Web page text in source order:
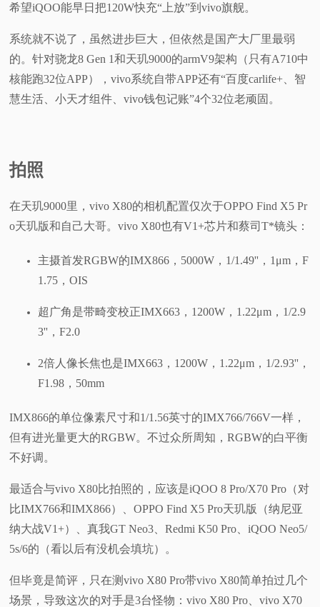
希望iQOO能早日把120W快充“上放”到vivo旗舰。
系统就不说了，虽然进步巨大，但依然是国产大厂里最弱
的。针对骁龙8 Gen 1和天玑9000的armV9架构（只有A710中
核能跑32位APP），vivo系统自带APP还有“百度carlife+、智
慧生活、小天才组件、vivo钱包记账”4个32位老顽固。
拍照
在天玑9000里，vivo X80的相机配置仅次于OPPO Find X5 Pr
o天玑版和自己大哥。vivo X80也有V1+芯片和蔡司T*镜头：
主摄首发RGBW的IMX866，5000W，1/1.49''，1μm，F
1.75，OIS
超广角是带畸变校正IMX663，1200W，1.22μm，1/2.9
3''，F2.0
2倍人像长焦也是IMX663，1200W，1.22μm，1/2.93''，
F1.98，50mm
IMX866的单位像素尺寸和1/1.56英寸的IMX766/766V一样，
但有进光量更大的RGBW。不过众所周知，RGBW的白平衡
不好调。
最适合与vivo X80比拍照的，应该是iQOO 8 Pro/X70 Pro（对
比IMX766和IMX866）、OPPO Find X5 Pro天玑版（纳尼亚
纳大战V1+）、真我GT Neo3、Redmi K50 Pro、iQOO Neo5/
5s/6的（看以后有没机会填坑）。
但毕竟是简评，只在测vivo X80 Pro带vivo X80简单拍过几个
场景，导致这次的对手是3台怪物：vivo X80 Pro、vivo X70